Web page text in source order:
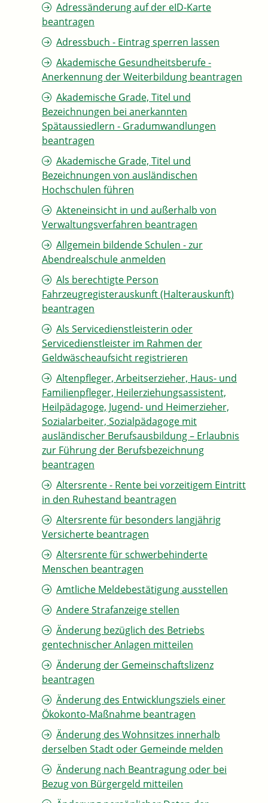
Adressänderung auf der eID-Karte
beantragen
Adressbuch - Eintrag sperren lassen
Akademische Gesundheitsberufe -
Anerkennung der Weiterbildung beantragen
Akademische Grade, Titel und
Bezeichnungen bei anerkannten
Spätaussiedlern - Gradumwandlungen
beantragen
Akademische Grade, Titel und
Bezeichnungen von ausländischen
Hochschulen führen
Akteneinsicht in und außerhalb von
Verwaltungsverfahren beantragen
Allgemein bildende Schulen - zur
Abendrealschule anmelden
Als berechtigte Person
Fahrzeugregisterauskunft (Halterauskunft)
beantragen
Als Servicedienstleisterin oder
Servicedienstleister im Rahmen der
Geldwäscheaufsicht registrieren
Altenpfleger, Arbeitserzieher, Haus- und
Familienpfleger, Heilerziehungsassistent,
Heilpädagoge, Jugend- und Heimerzieher,
Sozialarbeiter, Sozialpädagoge mit
ausländischer Berufsausbildung – Erlaubnis
zur Führung der Berufsbezeichnung
beantragen
Altersrente - Rente bei vorzeitigem Eintritt
in den Ruhestand beantragen
Altersrente für besonders langjährig
Versicherte beantragen
Altersrente für schwerbehinderte
Menschen beantragen
Amtliche Meldebestätigung ausstellen
Andere Strafanzeige stellen
Änderung bezüglich des Betriebs
gentechnischer Anlagen mitteilen
Änderung der Gemeinschaftslizenz
beantragen
Änderung des Entwicklungsziels einer
Ökokonto-Maßnahme beantragen
Änderung des Wohnsitzes innerhalb
derselben Stadt oder Gemeinde melden
Änderung nach Beantragung oder bei
Bezug von Bürgergeld mitteilen